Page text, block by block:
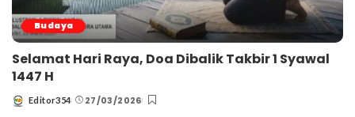
Budaya
Selamat Hari Raya, Doa Dibalik Takbir 1 Syawal
1447 H
Posted
Editor354 27/03/2026